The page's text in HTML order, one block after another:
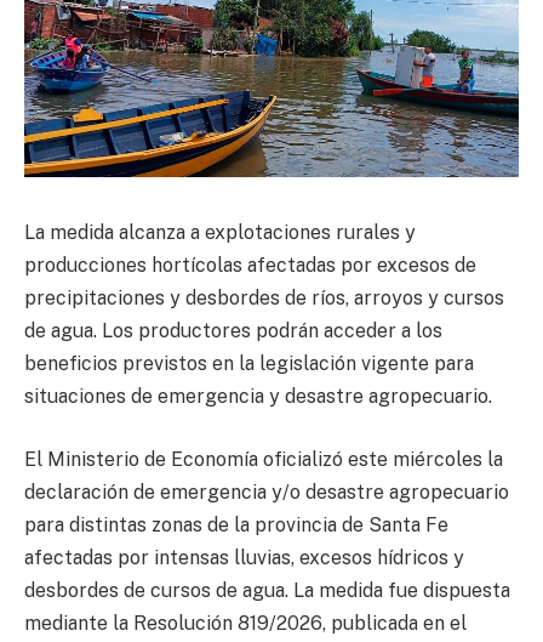
La medida alcanza a explotaciones rurales y
producciones hortícolas afectadas por excesos de
precipitaciones y desbordes de ríos, arroyos y cursos
de agua. Los productores podrán acceder a los
beneficios previstos en la legislación vigente para
situaciones de emergencia y desastre agropecuario.
El Ministerio de Economía oficializó este miércoles la
declaración de emergencia y/o desastre agropecuario
para distintas zonas de la provincia de Santa Fe
afectadas por intensas lluvias, excesos hídricos y
desbordes de cursos de agua. La medida fue dispuesta
mediante la Resolución 819/2026, publicada en el